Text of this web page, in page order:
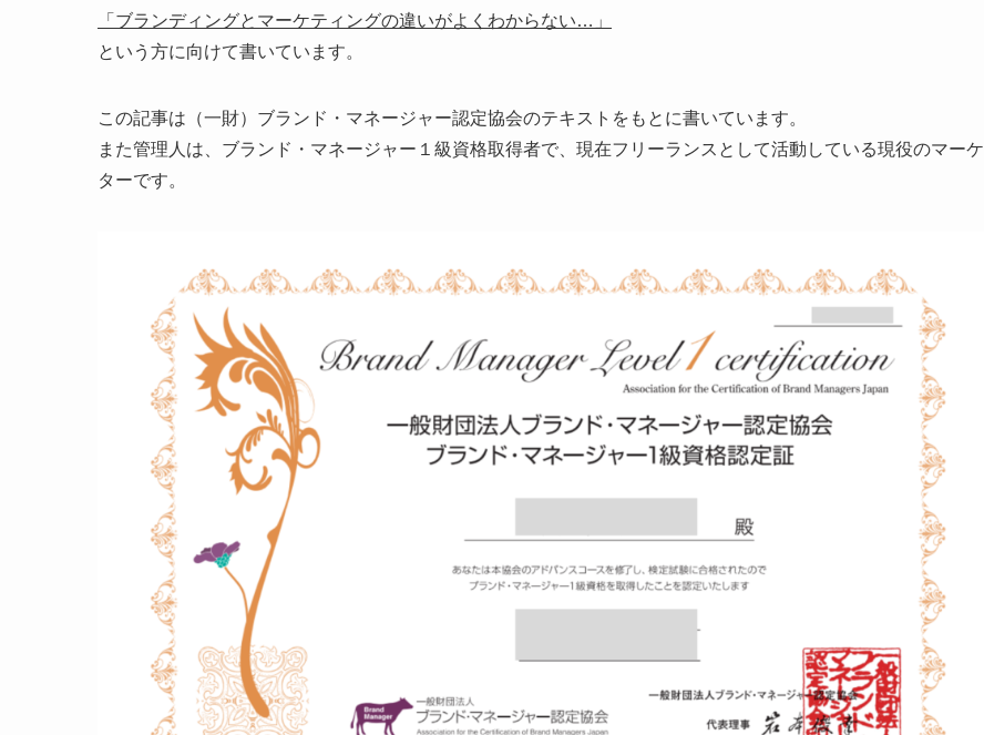
「ブランディングとマーケティングの違いがよくわからない…」
という方に向けて書いています。
この記事は（一財）ブランド・マネージャー認定協会のテキストをもとに書いています。
また管理人は、ブランド・マネージャー１級資格取得者で、現在フリーランスとして活動している現役のマーケ
ターです。